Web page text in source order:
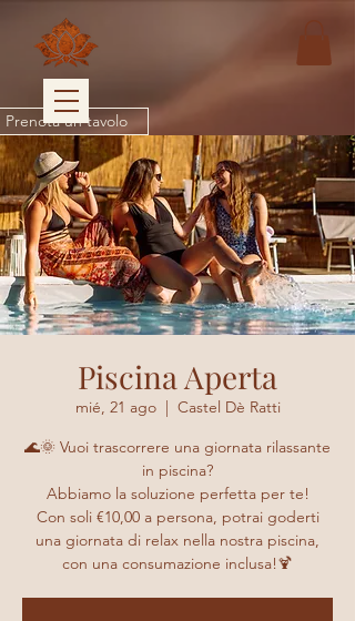
Piscina Aperta
mié, 21 ago
  |
Castel Dè Ratti
🌊🌞 Vuoi trascorrere una giornata rilassante
in piscina?
Abbiamo la soluzione perfetta per te!
Con soli €10,00 a persona, potrai goderti
una giornata di relax nella nostra piscina,
con una consumazione inclusa!🍹
Prenota un tavolo